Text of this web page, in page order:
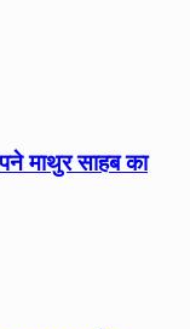
माथुर साहब का